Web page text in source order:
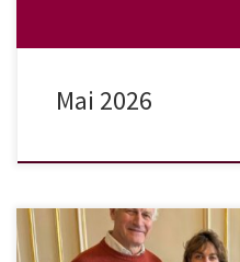
Mai 2026